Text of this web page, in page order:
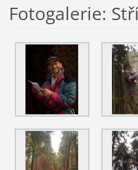
Fotogalerie: